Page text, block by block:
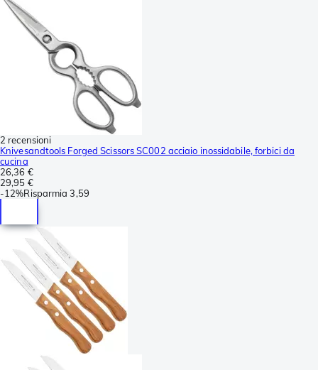
2 recensioni
Knivesandtools Forged Scissors SC002 acciaio inossidabile, forbici da
cucina
26,36 €
29,95 €
-12%Risparmia 3,59